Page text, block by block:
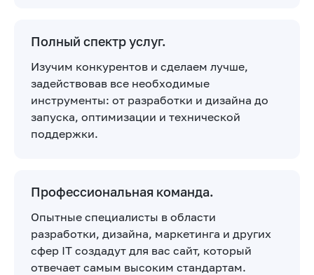
Полный спектр услуг.
Изучим конкурентов и сделаем лучше,
задействовав все необходимые
инструменты: от разработки и дизайна до
запуска, оптимизации и технической
поддержки.
Профессиональная команда.
Опытные специалисты в области
разработки, дизайна, маркетинга и других
сфер IT создадут для вас сайт, который
отвечает самым высоким стандартам.